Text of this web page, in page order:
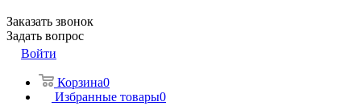
Заказать звонок
Задать вопрос
Войти
Корзина0
Избранные товары0